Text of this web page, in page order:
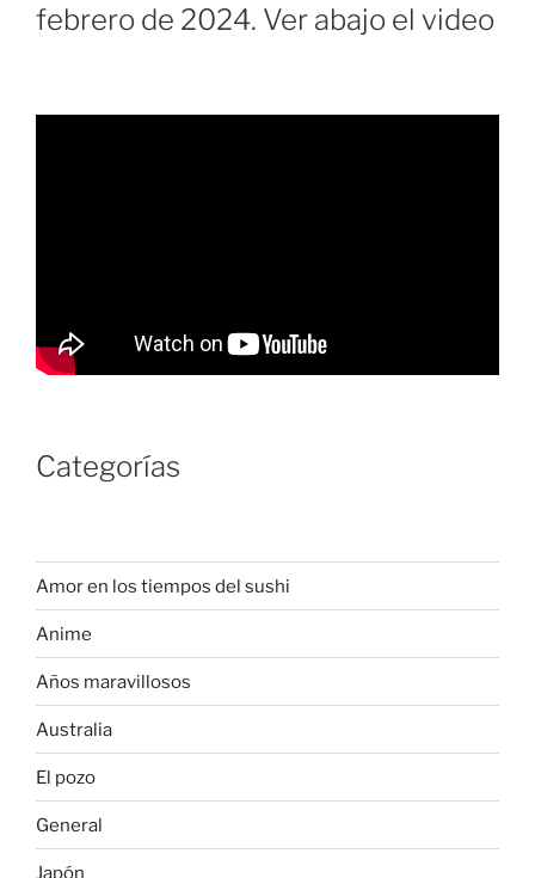
febrero de 2024. Ver abajo el video
Categorías
Amor en los tiempos del sushi
Anime
Años maravillosos
Australia
El pozo
General
Japón